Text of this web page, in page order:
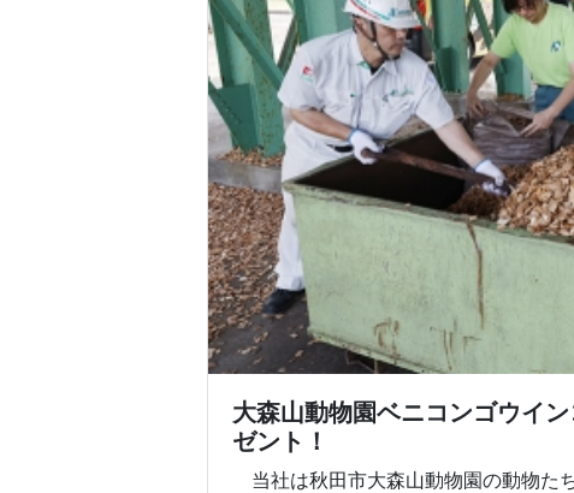
大森山動物園ベニコンゴウイ
ゼント！
当社は秋田市大森山動物園の動物た